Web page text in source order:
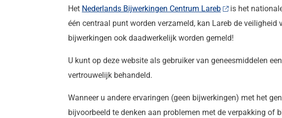
Het Nederlands Bijwerkingen Centrum Lareb
is het
één centraal punt worden verzameld, kan Lareb de
bijwerkingen ook daadwerkelijk worden gemeld!
U kunt op deze website als gebruiker van geneesmiddelen
vertrouwelijk behandeld.
Wanneer u andere ervaringen (geen bijwerkingen) met het
bijvoorbeeld te denken aan problemen met de verpakking of